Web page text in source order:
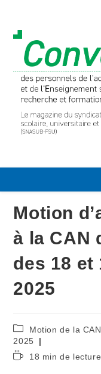
content
Motion
à la CAN
des 18 et
2025
Post
category:
Motion de la CAN
2025
Temps18 min de lecture